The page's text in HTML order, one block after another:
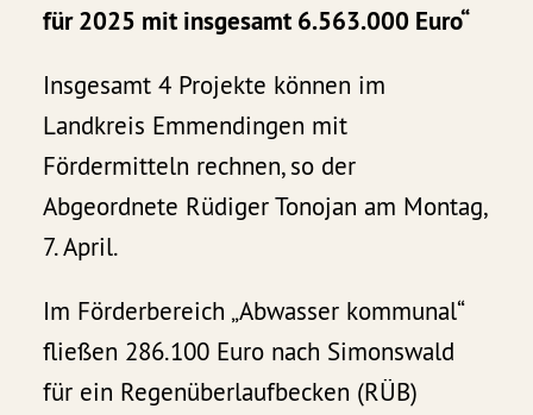
für 2025 mit insgesamt 6.563.000 Euro“
Insgesamt 4 Projekte können im
Landkreis Emmendingen mit
Fördermitteln rechnen, so der
Abgeordnete Rüdiger Tonojan am Montag,
7. April.
Im Förderbereich „Abwasser kommunal“
fließen 286.100 Euro nach Simonswald
für ein Regenüberlaufbecken (RÜB)